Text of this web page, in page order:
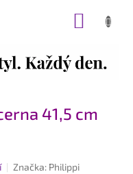
41,5 cm
Značka: Philippi